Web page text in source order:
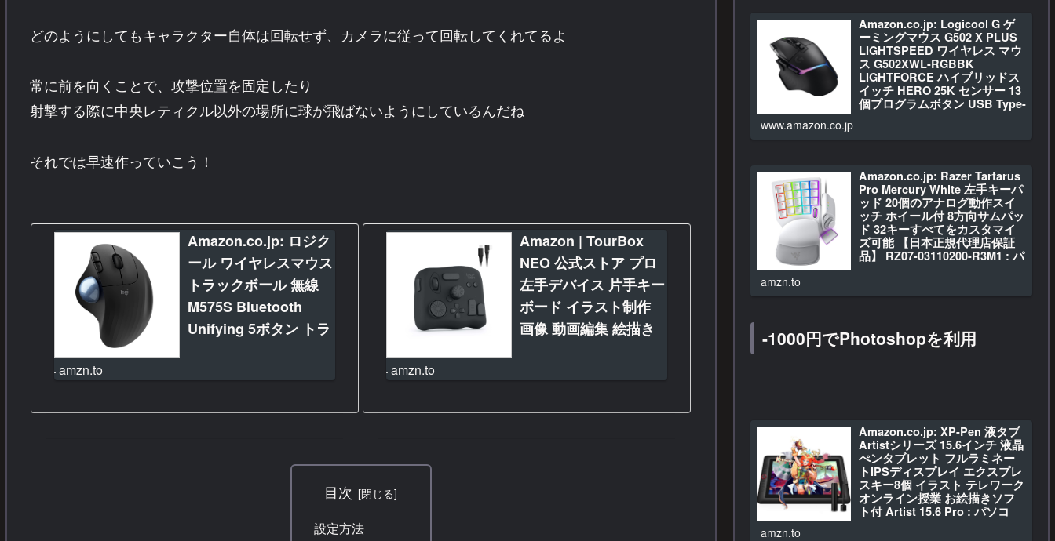
どのようにしてもキャラクター自体は回転せず、カメラに従って回転してくれてるよ
常に前を向くことで、攻撃位置を固定したり
射撃する際に中央レティクル以外の場所に球が飛ばないようにしているんだね
それでは早速作っていこう！
Amazon.co.jp: ロジク
ール ワイヤレスマウス
トラックボール 無線
M575S Bluetooth
Unifying 5ボタン トラ
Chrome 電池寿命最大
国内正規品 : パソコ
amzn.to
Amazon | TourBox
NEO 公式ストア プロ
左手デバイス 片手キー
ボード イラスト制作
画像 動画編集 絵描き
操作 Clip Studio Paint
amzn.to
目次
設定方法
Amazon.co.jp: Logicool G ゲ
ーミングマウス G502 X PLUS
LIGHTSPEED ワイヤレス マウ
ス G502XWL-RGBBK
LIGHTFORCE ハイブリッドス
イッチ HERO 25K センサー 13
個プログラムボタン USB Type-
C 充電 LIGHTSYNC RGB
ック 国内正規品 【 ファイナル
】 : パソコン・周辺機器
Amazon.co.jp: Logico…
www.amazon.co.jp
Amazon.co.jp: Razer Tartarus
Pro Mercury White 左手キーパ
ッド 20個のアナログ動作スイ
ッチ ホイール付 8方向サムパッ
ド 32キーすべてをカスタマイ
ズ可能 【日本正規代理店保証
品】 RZ07-03110200-R3M1 : パ
amzn.to
-1000円でPhotoshopを利用
Amazon.co.jp: XP-Pen 液タブ
Artistシリーズ 15.6インチ 液晶
ぺンタブレット フルラミネー
トIPSディスプレイ エクスプレ
スキー8個 イラスト テレワーク
オンライン授業 お絵描きソフ
ト付 Artist 15.6 Pro : パソコ
amzn.to